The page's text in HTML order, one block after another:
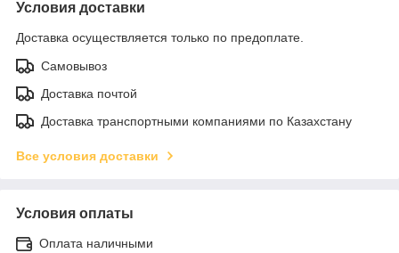
Условия доставки
Доставка осуществляется только по предоплате.
Самовывоз
Доставка почтой
Доставка транспортными компаниями по Казахстану
Все условия доставки
Условия оплаты
Оплата наличными